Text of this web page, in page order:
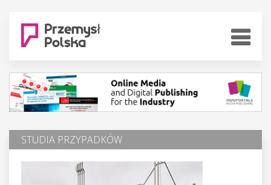
STUDIA PRZYPADKÓW